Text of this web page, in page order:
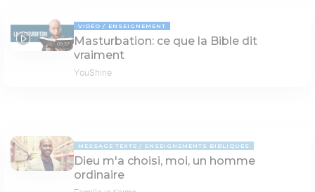
09:37
VIDÉO ENSEIGNEMENT
Masturbation: ce que la Bible dit
vraiment
YouShine
MESSAGE TEXTE ENSEIGNEMENTS BIBLIQUES
Dieu m'a choisi, moi, un homme
ordinaire